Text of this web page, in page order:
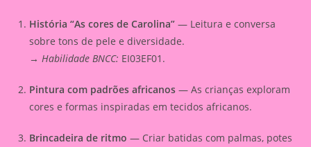
História “As cores de Carolina” — Leitura e conversa
sobre tons de pele e diversidade.
→Habilidade BNCC: EI03EF01.
Pintura com padrões africanos — As crianças exploram
cores e formas inspiradas em tecidos africanos.
Brincadeira de ritmo — Criar batidas com palmas, potes